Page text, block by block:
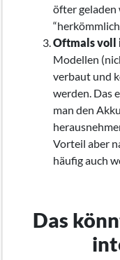
öfter geladen
Oftmals voll
Modellen
verbaut und
werden. Das
man den
Vorteil aber
häufig auch
Das